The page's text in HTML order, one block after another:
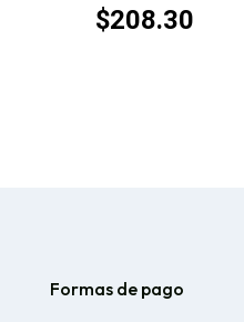
$208.30
Formas de pago